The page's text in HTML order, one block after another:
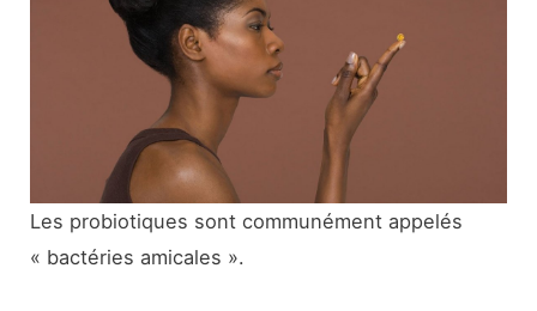
Les probiotiques sont communément appelés
« bactéries amicales ».